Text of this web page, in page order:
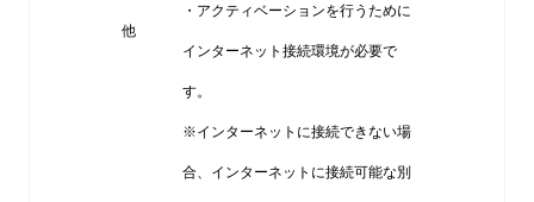
他
・アクティベーションを行うために
インターネット接続環境が必要で
す。
※インターネットに接続できない場
合、インターネットに接続可能な別